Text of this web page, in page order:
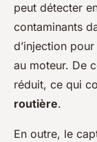
peut détecter
contaminants
d’injection
au moteur. De
réduit, ce qui
routière.
En outre, le